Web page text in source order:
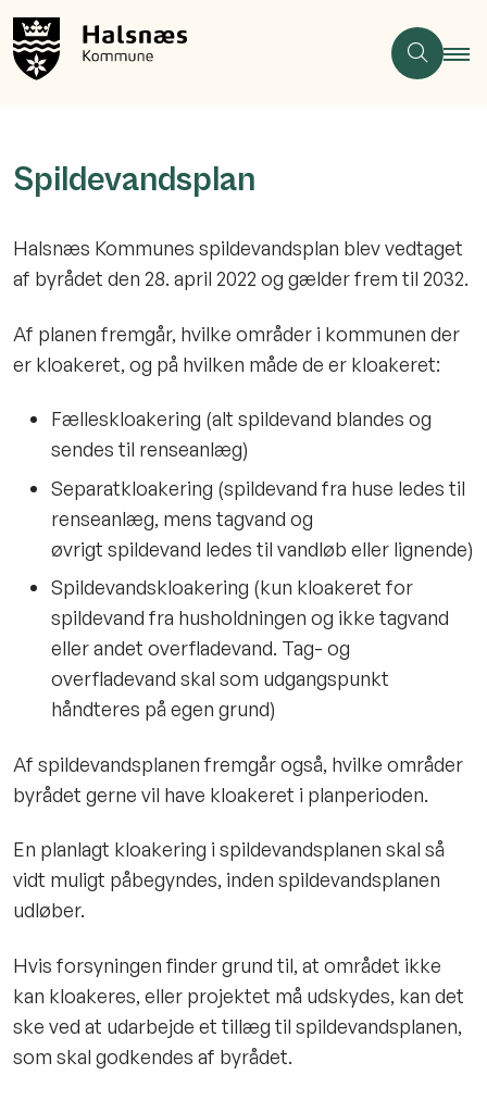
Spildevandsplan
Halsnæs Kommunes spildevandsplan blev vedtaget
af byrådet den 28. april 2022 og gælder frem til 2032.
Af planen fremgår, hvilke områder i kommunen der
er kloakeret, og på hvilken måde de er kloakeret:
Fælleskloakering (alt spildevand blandes og
sendes til renseanlæg)
Separatkloakering (spildevand fra huse ledes til
renseanlæg, mens tagvand og
øvrigt spildevand ledes til vandløb eller lignende)
Spildevandskloakering (kun kloakeret for
spildevand fra husholdningen og ikke tagvand
eller andet overfladevand. Tag- og
overfladevand skal som udgangspunkt
håndteres på egen grund)
Af spildevandsplanen fremgår også, hvilke områder
byrådet gerne vil have kloakeret i planperioden.
En planlagt kloakering i spildevandsplanen skal så
vidt muligt påbegyndes, inden spildevandsplanen
udløber.
Hvis forsyningen finder grund til, at området ikke
kan kloakeres, eller projektet må udskydes, kan det
ske ved at udarbejde et tillæg til spildevandsplanen,
som skal godkendes af byrådet.